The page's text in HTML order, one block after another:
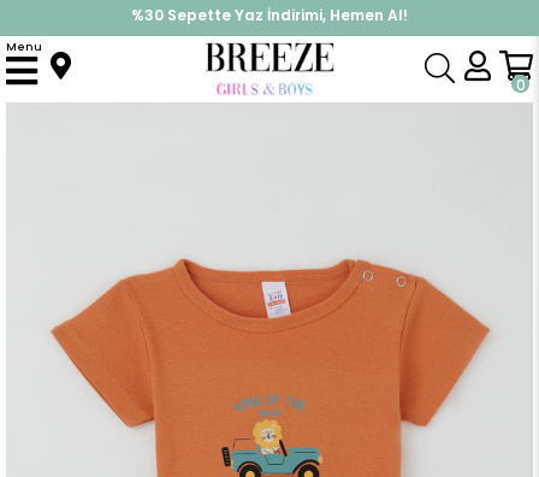
%30 Sepette Yaz İndirimi, Hemen Al!
İndirimlere ek %10 İndirimi Kap, Hemen Üye Ol!
0
Menu
Anasayfa Pijama & İç Giyim ERKEK Zıbın Erkek Çocuk Çıtçıtlı Kısa Kollu Zıbın Body Maceracı Aslancık Baskılı Kiremit (1-3 Yaş)